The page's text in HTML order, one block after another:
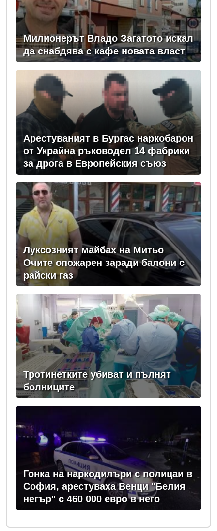
Милионерът Владо Загатото искал
да снабдява с кафе новата власт
Арестуваният в Бургас наркобарон
от Украйна ръководел 14 фабрики
за дрога в Европейския съюз
Луксозният майбах на Митьо
Очите опожарен заради балони с
райски газ
Тротинетките убиват и пълнят
болниците
Гонка на наркодилъри с полицаи в
София, арестуваха Венци "Белия
негър" с 460 000 евро в него